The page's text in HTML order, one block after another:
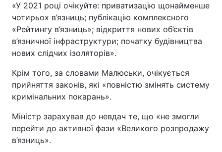
Тема оформлення
«У 2021 році очікуйте: приватизацію щонайменше
чотирьох в’язниць; публікацію комплексного
«Рейтингу в’язниць»; відкриття нових об’єктів
в’язничної інфраструктури; початку будівництва
нових слідчих ізоляторів».
Крім того, за словами Малюськи, очікується
прийняття законів, які «повністю змінять систему
кримінальних покарань».
Міністр зарахував до невдач те, що «не змогли
перейти до активної фази «Великого розпродажу
в’язниць».